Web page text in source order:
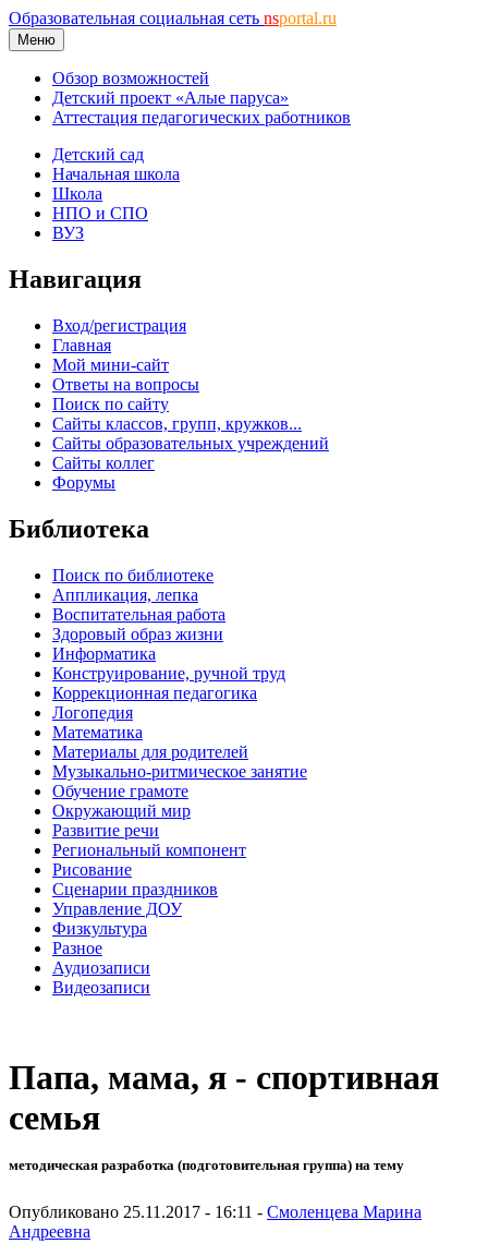
Образовательная социальная сеть nsportal.ru
Меню
Обзор возможностей
Детский проект «Алые паруса»
Аттестация педагогических работников
Детский сад
Начальная школа
Школа
НПО и СПО
ВУЗ
Навигация
Вход/регистрация
Главная
Мой мини-сайт
Ответы на вопросы
Поиск по сайту
Сайты классов, групп, кружков...
Сайты образовательных учреждений
Сайты коллег
Форумы
Библиотека
Поиск по библиотеке
Аппликация, лепка
Воспитательная работа
Здоровый образ жизни
Информатика
Конструирование, ручной труд
Коррекционная педагогика
Логопедия
Математика
Материалы для родителей
Музыкально-ритмическое занятие
Обучение грамоте
Окружающий мир
Развитие речи
Региональный компонент
Рисование
Сценарии праздников
Управление ДОУ
Физкультура
Разное
Аудиозаписи
Видеозаписи
Папа, мама, я - спортивная
семья
методическая разработка (подготовительная группа) на тему
Опубликовано 25.11.2017 - 16:11 - Смоленцева Марина
Андреевна